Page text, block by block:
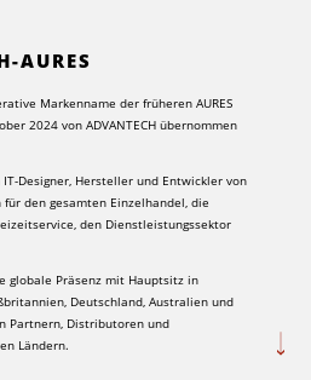
AURES
Markenname der früheren AURES
2024 von ADVANTECH übernommen
Designer, Hersteller und Entwickler von
für den gesamten Einzelhandel, die
den Dienstleistungssektor
globale Präsenz mit Hauptsitz in
Deutschland, Australien und
Partnern, Distributoren und
Ländern.